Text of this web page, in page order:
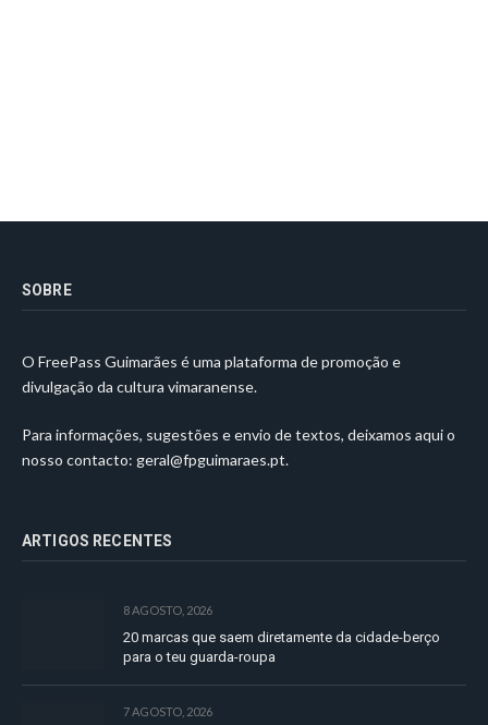
SOBRE
O FreePass Guimarães é uma plataforma de promoção e
divulgação da cultura vimaranense.
Para informações, sugestões e envio de textos, deixamos aqui o
nosso contacto: geral@fpguimaraes.pt.
ARTIGOS RECENTES
8 AGOSTO, 2026
20 marcas que saem diretamente da cidade-berço
para o teu guarda-roupa
7 AGOSTO, 2026